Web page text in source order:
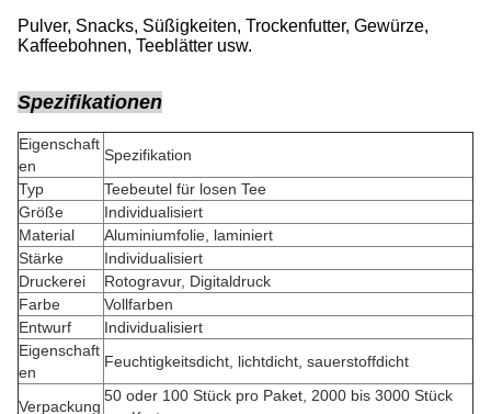
Pulver, Snacks, Süßigkeiten, Trockenfutter, Gewürze,
Kaffeebohnen, Teeblätter usw.
Spezifikationen
Eigenschaft
en
Spezifikation
Typ
Teebeutel für losen Tee
Größe
Individualisiert
Material
Aluminiumfolie, laminiert
Stärke
Individualisiert
Druckerei
Rotogravur, Digitaldruck
Farbe
Vollfarben
Entwurf
Individualisiert
Eigenschaft
en
Feuchtigkeitsdicht, lichtdicht, sauerstoffdicht
Verpackung
50 oder 100 Stück pro Paket, 2000 bis 3000 Stück